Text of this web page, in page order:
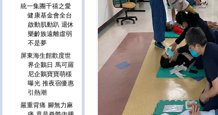
統一集團千禧之愛
健康基金會全台
啟動肌動趴 退休
樂齡族遠離虛弱
不是夢
屏東海生館歡度世
界企鵝日 馬可羅
尼企鵝寶寶萌樣
曝光 推夜宿優惠
引熱潮
嚴重背痛 腳無力麻